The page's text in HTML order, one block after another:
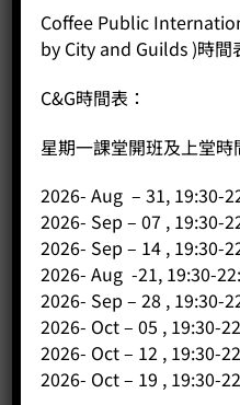
Coffee Public
by City and Guilds )時間
C&G時間表：
星期一課堂開班及上堂時
2026- Aug – 31, 19:30-
2026- Sep – 07 , 19:30-
2026- Sep – 14 , 19:30-
2026- Aug -21, 19:30-
2026- Sep – 28 , 19:30-
2026- Oct – 05 , 19:30-
2026- Oct – 12 , 19:30-
2026- Oct – 19 , 19:30-